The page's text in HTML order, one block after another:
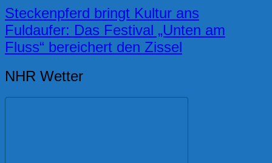
Steckenpferd bringt Kultur ans
Fuldaufer: Das Festival „Unten am
Fluss“ bereichert den Zissel
NHR Wetter